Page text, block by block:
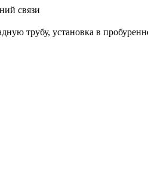
связи
трубу, установка в